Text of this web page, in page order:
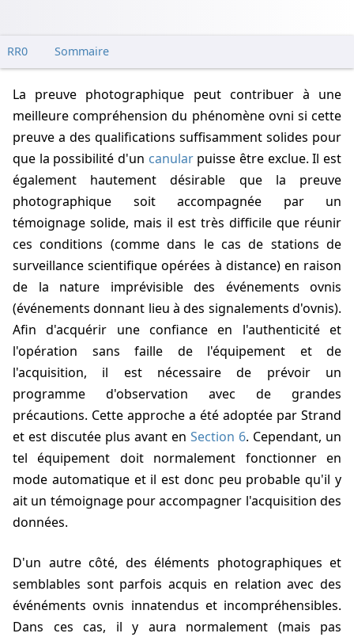
RR0 Sommaire
La preuve photographique peut contribuer à une
meilleure compréhension du phénomène ovni si cette
preuve a des qualifications suffisamment solides pour
que la possibilité d'un canularpuisse être exclue. Il est
également hautement désirable que la preuve
photographique soit accompagnée par un
témoignage solide, mais il est très difficile que réunir
ces conditions (comme dans le cas de stations de
surveillance scientifique opérées à distance) en raison
de la nature imprévisible des événements ovnis
(événements donnant lieu à des signalements d'ovnis).
Afin d'acquérir une confiance en l'authenticité et
l'opération sans faille de l'équipement et de
l'acquisition, il est nécessaire de prévoir un
programme d'observation avec de grandes
précautions. Cette approche a été adoptée par Strand
et est discutée plus avant en Section 6. Cependant, un
tel équipement doit normalement fonctionner en
mode automatique et il est donc peu probable qu'il y
ait un témoignage pour accompagner l'acquisition des
données.
D'un autre côté, des éléments photographiques et
semblables sont parfois acquis en relation avec des
événéments ovnis innatendus et incompréhensibles.
Dans ces cas, il y aura normalement (mais pas